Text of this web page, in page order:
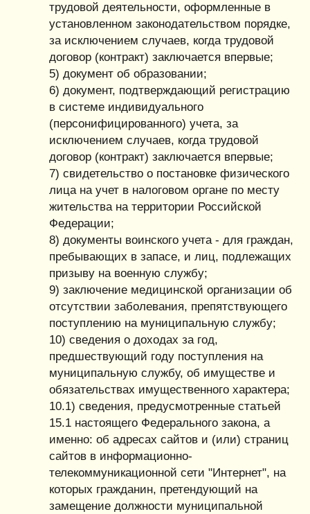
трудовой деятельности, оформленные в
установленном законодательством порядке,
за исключением случаев, когда трудовой
договор (контракт) заключается впервые;
5) документ об образовании;
6) документ, подтверждающий регистрацию
в системе индивидуального
(персонифицированного) учета, за
исключением случаев, когда трудовой
договор (контракт) заключается впервые;
7) свидетельство о постановке физического
лица на учет в налоговом органе по месту
жительства на территории Российской
Федерации;
8) документы воинского учета - для граждан,
пребывающих в запасе, и лиц, подлежащих
призыву на военную службу;
9) заключение медицинской организации об
отсутствии заболевания, препятствующего
поступлению на муниципальную службу;
10) сведения о доходах за год,
предшествующий году поступления на
муниципальную службу, об имуществе и
обязательствах имущественного характера;
10.1) сведения, предусмотренные статьей
15.1 настоящего Федерального закона, а
именно: об адресах сайтов и (или) страниц
сайтов в информационно-
телекоммуникационной сети "Интернет", на
которых гражданин, претендующий на
замещение должности муниципальной